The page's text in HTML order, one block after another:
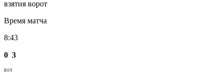
взятия ворот
Время матча
8:43
0 3
БОЛ